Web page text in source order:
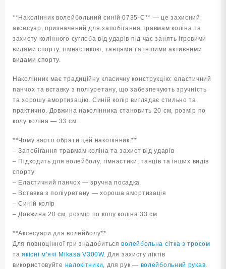
**Наколінник волейбольний синій 0735-С** — це захисний
аксесуар, призначений для запобігання травмам коліна та
захисту колінного суглоба від ударів під час занять ігровими
видами спорту, гімнастикою, танцями та іншими активними
видами спорту.
Наколінник має традиційну класичну конструкцію: еластичний
панчох та вставку з поліуретану, що забезпечують зручність
та хорошу амортизацію. Синій колір виглядає стильно та
практично. Довжина наколінника становить 20 см, розмір по
колу коліна — 33 см.
**Чому варто обрати цей наколінник:**
– Запобігання травмам коліна та захист від ударів
– Підходить для волейболу, гімнастики, танців та інших видів
спорту
– Еластичний панчох — зручна посадка
– Вставка з поліуретану — хороша амортизація
– Синій колір
– Довжина 20 см, розмір по колу коліна 33 см
**Аксесуари для волейболу**
Для повноцінної гри знадобитьсяволейбольна сітка з тросом
таякісні м’ячі Mikasa V300W. Для захисту ліктів
використовуйте налокітники , для рук — волейбольний рукав